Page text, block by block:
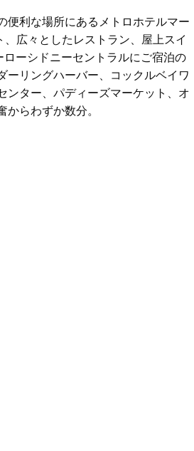
便利な場所にあるメトロホテルマー
広々としたレストラン、屋上スイ
ーシドニーセントラルにご宿泊の
ーリングハーバー、コックルベイワ
ンター、パディーズマーケット、オ
らわずか数分。
広々としたレストラン、屋上スイ